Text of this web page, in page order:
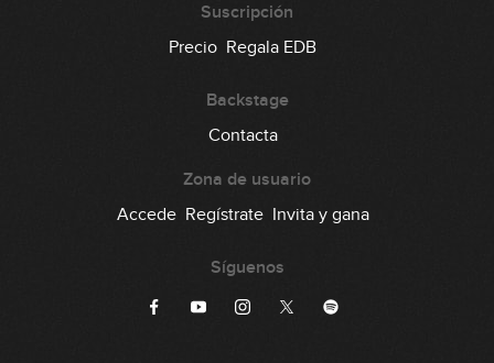
Suscripción
Precio Regala EDB
Backstage
Contacta
Zona de usuario
Accede Regístrate Invita y gana
Síguenos